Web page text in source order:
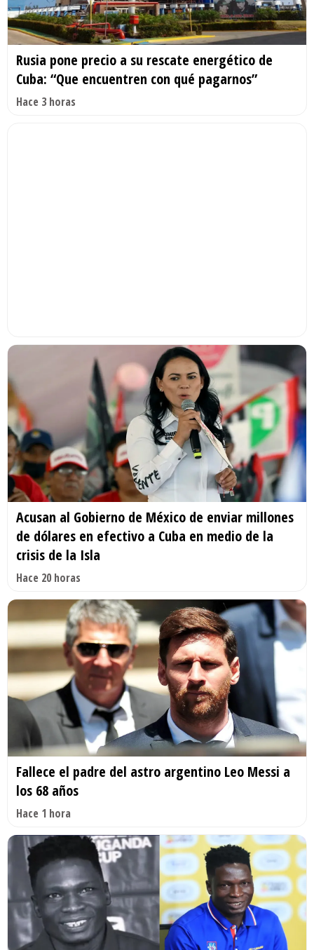
Rusia pone precio a su rescate energético de
Cuba: “Que encuentren con qué pagarnos”
Hace 3 horas
Acusan al Gobierno de México de enviar millones
de dólares en efectivo a Cuba en medio de la
crisis de la Isla
Hace 20 horas
Fallece el padre del astro argentino Leo Messi a
los 68 años
Hace 1 hora